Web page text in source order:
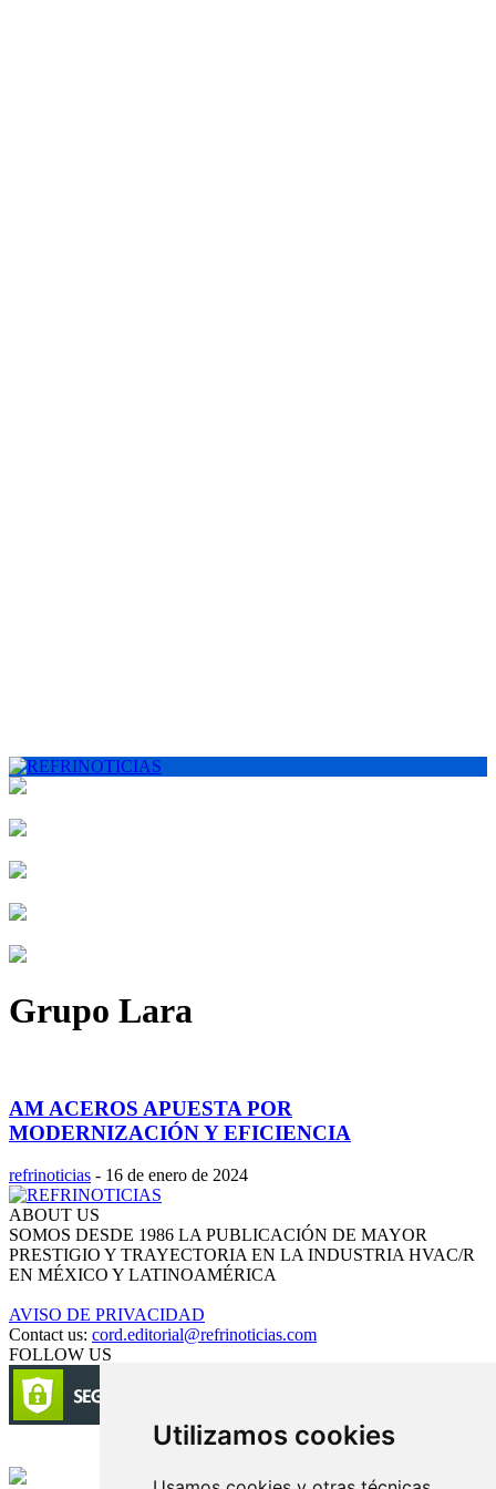
Utilizamos cookies
Grupo Lara
AM ACEROS APUESTA POR
MODERNIZACIÓN Y EFICIENCIA
refrinoticias - 16 de enero de 2024
ABOUT US
SOMOS DESDE 1986 LA PUBLICACIÓN DE MAYOR
PRESTIGIO Y TRAYECTORIA EN LA INDUSTRIA HVAC/R
EN MÉXICO Y LATINOAMÉRICA
AVISO DE PRIVACIDAD
Contact us: cord.editorial@refrinoticias.com
FOLLOW US